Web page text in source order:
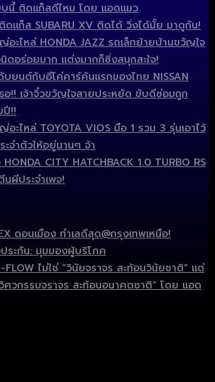
นี้ ติดแก็สดีไหม โดย แอดแมว
ดแก็ส SUBARU XV ติดได้ วิ่งได้มั้ย มาดูกัน!
อะไหล่ HONDA JAZZ รถเล็กย้ายบ้านขวัญใจ
ดอร่อยมาก แต่งมากก็ซิ่งสนุกสะใจ!
บยนต์กับอีโค่คาร์คันแรกของไทย NISSAN
ธอ!! เจ้าจิ๋วขวัญใจสายประหยัด ขับดีซ่อมถูก
ปี!!
อะไหล่ TOYOTA VIOS มือ 1 รวม 3 รุ่นเอาไว้
ะจำตัวให้อยู่นานๆ จ้า
CITY HATCHBACK 1.0 TURBO RS
ผีประจำเพจ!
ดอนเมือง ทำเลดีสุด@กรุงเทพเหนือ!
ระกัน: มุมมองผู้บริโภค
ไม่ใช่ “วินัยจราจร สะท้อนวินัยชาติ” แต่
ศวกรรมจราจร สะท้อนอนาคตชาติ” โดย แอด